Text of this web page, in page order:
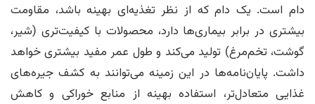
دام است. یک دام که از نظر تغذیه‌ای بهینه باشد، مقاومت
بیشتری در برابر بیماری‌ها دارد، محصولات با کیفیت‌تری (شیر،
گوشت، تخم‌مرغ) تولید می‌کند و طول عمر مفید بیشتری خواهد
داشت. پایان‌نامه‌ها در این زمینه می‌توانند به کشف جیره‌های
غذایی متعادل‌تر، استفاده بهینه از منابع خوراکی و کاهش